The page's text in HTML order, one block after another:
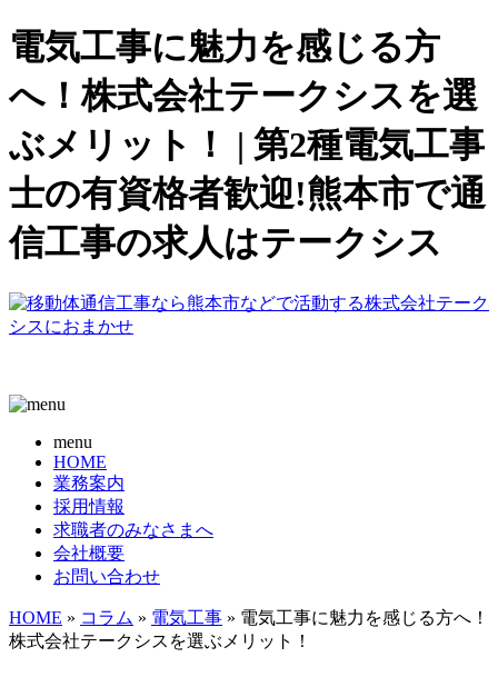
電気工事に魅力を感じる方
へ！株式会社テークシスを選
ぶメリット！ | 第2種電気工事
士の有資格者歓迎!熊本市で通
信工事の求人はテークシス
menu
HOME
業務案内
採用情報
求職者のみなさまへ
会社概要
お問い合わせ
HOME » コラム » 電気工事 » 電気工事に魅力を感じる方へ！
株式会社テークシスを選ぶメリット！